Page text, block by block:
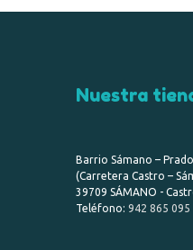
Nuestra
Barrio Sámano –
(Carretera Castro –
39709 SÁMANO -
Teléfono: 942 865 095